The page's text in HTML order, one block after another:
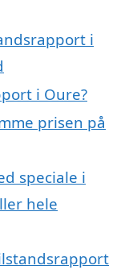
i
i Oure?
prisen på
speciale i
hele